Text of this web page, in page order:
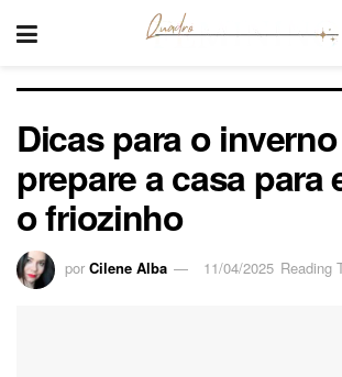
Dicas para o
prepare a casa para
o friozinho
por Cilene Alba 11/04/2025 Reading